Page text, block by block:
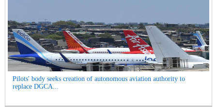
Pilots' body seeks creation of autonomous aviation authority to
replace DGCA...